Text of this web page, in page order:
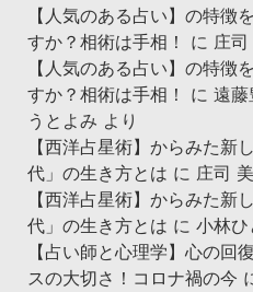
【人気のある占い】の特徴
すか？相術は手相！
に 庄
【人気のある占い】の特徴
すか？相術は手相！
に 遠
うとよみ より
【西洋占星術】からみた新
代」の生き方とは に 庄司
【西洋占星術】からみた新
代」の生き方とは に 小林ひ
【占い師と心理学】心の回
スの大切さ！コロナ禍の今